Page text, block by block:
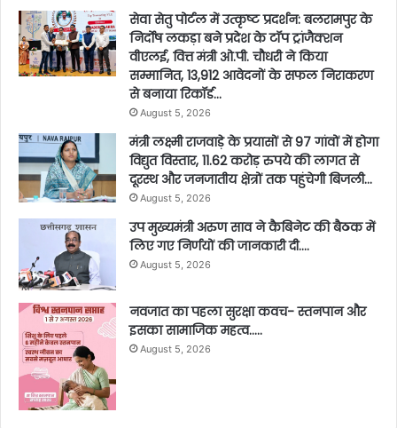
सेवा सेतु पोर्टल में उत्कृष्ट प्रदर्शन: बलरामपुर के
निर्दोष लकड़ा बने प्रदेश के टॉप ट्रांजैक्शन
वीएलई, वित्त मंत्री ओ.पी. चौधरी ने किया
सम्मानित, 13,912 आवेदनों के सफल निराकरण
से बनाया रिकॉर्ड…
August 5, 2026
मंत्री लक्ष्मी राजवाड़े के प्रयासों से 97 गांवों में होगा
विद्युत विस्तार, 11.62 करोड़ रुपये की लागत से
दूरस्थ और जनजातीय क्षेत्रों तक पहुंचेगी बिजली…
August 5, 2026
उप मुख्यमंत्री अरुण साव ने कैबिनेट की बैठक में
लिए गए निर्णयों की जानकारी दी….
August 5, 2026
नवजात का पहला सुरक्षा कवच- स्तनपान और
इसका सामाजिक महत्व…..
August 5, 2026